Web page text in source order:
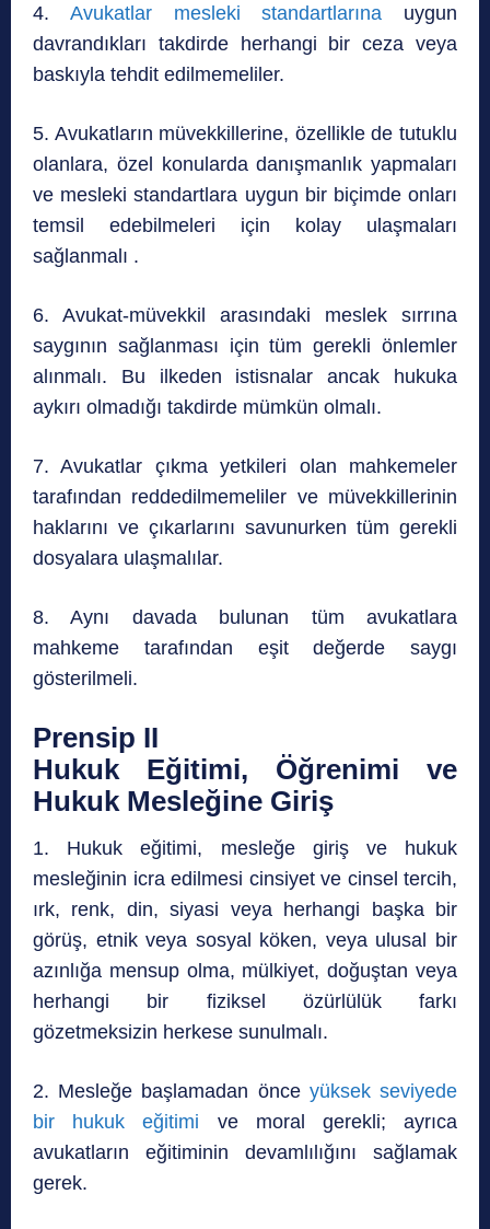
4. Avukatlar mesleki standartlarına uygun
davrandıkları takdirde herhangi bir ceza veya
baskıyla tehdit edilmemeliler.
5. Avukatların müvekkillerine, özellikle de tutuklu
olanlara, özel konularda danışmanlık yapmaları
ve mesleki standartlara uygun bir biçimde onları
temsil edebilmeleri için kolay ulaşmaları
sağlanmalı .
6. Avukat-müvekkil arasındaki meslek sırrına
saygının sağlanması için tüm gerekli önlemler
alınmalı. Bu ilkeden istisnalar ancak hukuka
aykırı olmadığı takdirde mümkün olmalı.
7. Avukatlar çıkma yetkileri olan mahkemeler
tarafından reddedilmemeliler ve müvekkillerinin
haklarını ve çıkarlarını savunurken tüm gerekli
dosyalara ulaşmalılar.
8. Aynı davada bulunan tüm avukatlara
mahkeme tarafından eşit değerde saygı
gösterilmeli.
Prensip II
Hukuk Eğitimi, Öğrenimi ve
Hukuk Mesleğine Giriş
1. Hukuk eğitimi, mesleğe giriş ve hukuk
mesleğinin icra edilmesi cinsiyet ve cinsel tercih,
ırk, renk, din, siyasi veya herhangi başka bir
görüş, etnik veya sosyal köken, veya ulusal bir
azınlığa mensup olma, mülkiyet, doğuştan veya
herhangi bir fiziksel özürlülük farkı
gözetmeksizin herkese sunulmalı.
2. Mesleğe başlamadan önce yüksek seviyede
bir hukuk eğitimi ve moral gerekli; ayrıca
avukatların eğitiminin devamlılığını sağlamak
gerek.